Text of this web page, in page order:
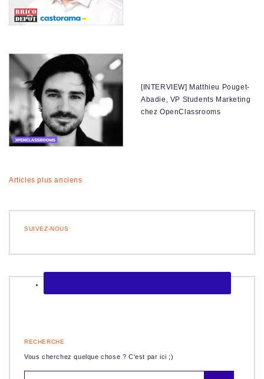
[INTERVIEW] Matthieu Pouget-
Abadie, VP Students Marketing
chez OpenClassrooms
Navigation
Articles plus anciens
SUIVEZ-NOUS
RECHERCHE
Vous cherchez quelque chose ? C'est par ici ;)